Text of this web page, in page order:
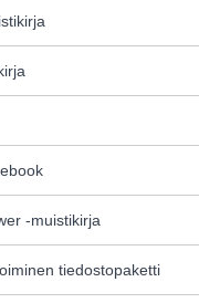
-muistikirja
tiedostopaketti